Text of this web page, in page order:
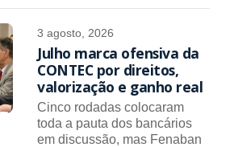
3 agosto, 2026
Julho marca ofensiva da
CONTEC por direitos,
valorização e ganho real
Cinco rodadas colocaram
toda a pauta dos bancários
em discussão, mas Fenaban